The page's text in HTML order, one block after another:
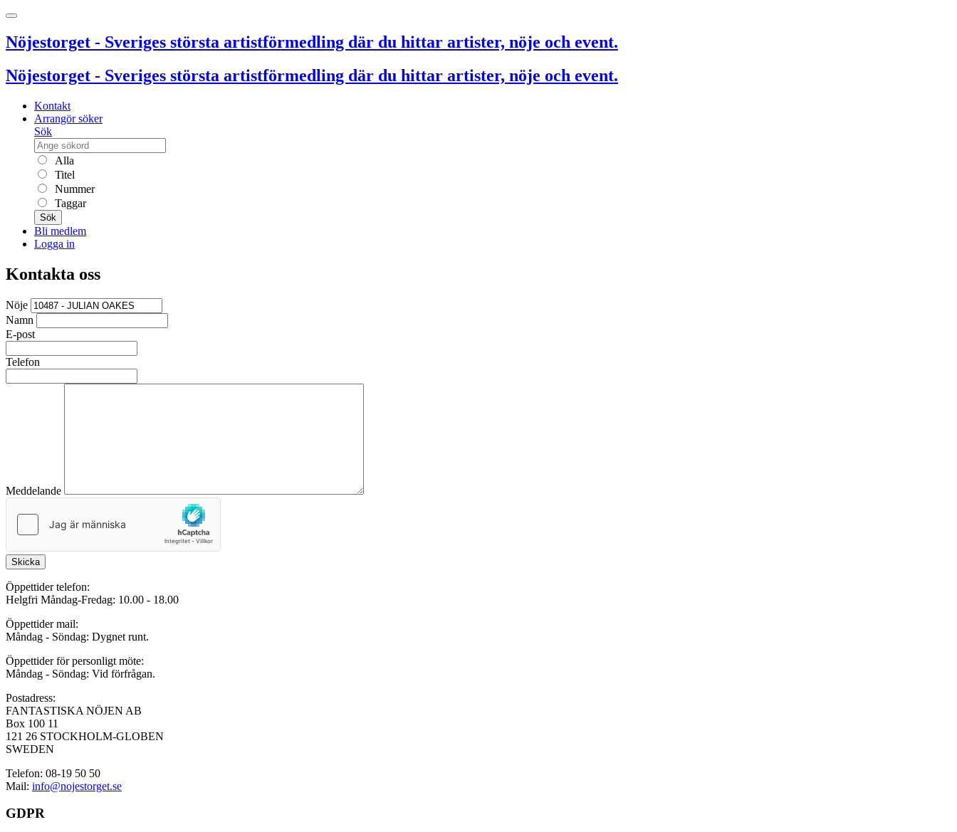
Nöjestorget - Sveriges största artistförmedling där du hittar artister, nöje och event.
Nöjestorget - Sveriges största artistförmedling där du hittar artister, nöje och event.
Kontakt
Arrangör söker
Sök
Alla
Titel
Nummer
Taggar
Sök
Bli medlem
Logga in
Kontakta oss
Nöje
Namn
E-post
Telefon
Meddelande
Skicka
Öppettider telefon:
Helgfri Måndag-Fredag: 10.00 - 18.00
Öppettider mail:
Måndag - Söndag: Dygnet runt.
Öppettider för personligt möte:
Måndag - Söndag: Vid förfrågan.
Postadress:
FANTASTISKA NÖJEN AB
Box 100 11
121 26 STOCKHOLM-GLOBEN
SWEDEN
Telefon: 08-19 50 50
Mail: info@nojestorget.se
GDPR